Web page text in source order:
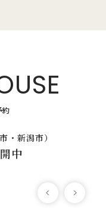
約
・新潟市）
中